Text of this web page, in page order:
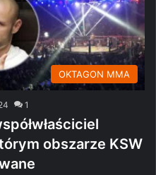
OKTAGON MMA
1
obszarze KSW